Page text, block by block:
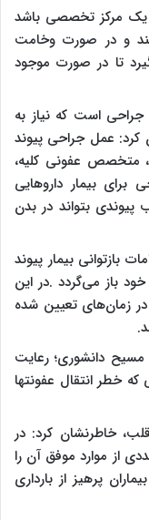
یک مرکز تخصصی باشد
کند و در صورت وخامت
تا در صورت موجود
است که نیاز به
کرد: عمل جراحی پیوند
متخصص عفونی کلیه،
بیمار داروهایی
بتواند در بدن
بازتوانی بیمار پیوند
باز می‌گردد .در این
در زمان‌های تعیین شده
دانشوری؛ رعایت
خطر انتقال عفونتها
خاطرنشان کرد: در
از موارد موفق آن را
پرهیز از بارداری